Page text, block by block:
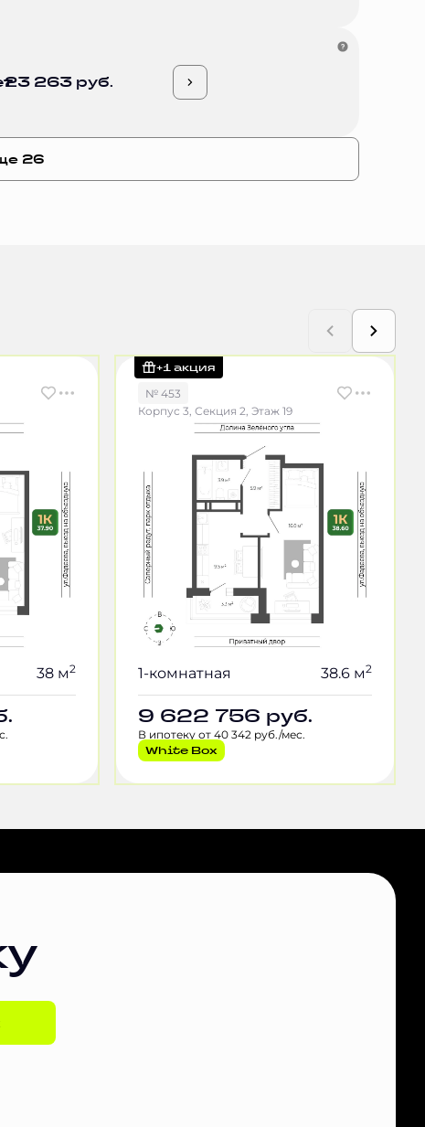
23 263 руб.
26
38 м2
+1 акция
№ 453
Корпус 3, Секция 2, Этаж 19
1-комнатная 38.6 м2
9 622 756 руб.
В ипотеку от 40 342 руб./мес.
White Box